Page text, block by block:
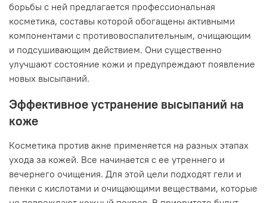
борьбы с ней предлагается профессиональная
косметика, составы которой обогащены активными
компонентами с противовоспалительным, очищающим
и подсушивающим действием. Они существенно
улучшают состояние кожи и предупреждают появление
новых высыпаний.
Эффективное устранение высыпаний на
коже
Косметика против акне применяется на разных этапах
ухода за кожей. Все начинается с ее утреннего и
вечернего очищения. Для этой цели подходят гели и
пенки с кислотами и очищающими веществами, которые